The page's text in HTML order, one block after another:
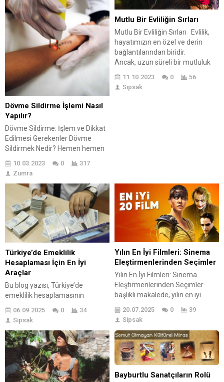
önemine vurgu yapılarak, farklı
bütçelere uygun makine
seçeneklerine dair bilgiler
verilmektedir. Yazının sonunda,...
Dövme Sildirme İşlemi Nasıl
Yapılır?
Dövme Sildirme: İşlem ve Dikkat
Edilmesi Gerekenler Dövme
Sildirmek Nedir? Hemen hemen
dönemlerinde anlamlı olduğu
dövmeleri vardır. Bazılarımız
ölene kadar bizimle kalmasını
isterken bazılarımızında
pişmanlığı olabiliyor. Dövme
sildirme gibi acılı işleme
katlanmak yerine cover up
dövme yaptırmakla son
buluyor.Fakat ne yazık ki bazı
dövmeleri kapatmak işe
yaramıyor...
10.03.2023 0
317
Zumra
Mutlu Bir Evliliğin Sırları
Mutlu Bir Evliliğin Sırları Evlilik,
hayatımızın en özel ve derin
bağlantılarından biridir.
Ancak, uzun süreli bir mutluluk
başlangıç yetmez. Birlikte
büyüyen, zorlukların üstesinden
11.10.2023 0
56
Sipsak
Türkiye’de Emeklilik
Hesaplaması İçin En İyi
Araçlar
Bu blog yazısı, Türkiye’de
emeklilik hesaplamasının
emeklilik hesaplama araçlarını
incelemektedir. Emeklilik
hesaplaması, bireylerin
gelecekteki mali durumlarını
planlamalarına yardımcı olurken,
doğru bilgiye dayalı kararlar
almalarını sağlar. Yazıda ayrıca
06.09.2025 0
34
Sipsak
Yılın En İyi Filmleri: Sinema
Eleştirmenlerinden Seçimler
Yılın En İyi Filmleri: Sinema
Eleştirmenlerinden Seçimler
başlıklı makalede, yılın en iyi
filmlerinin önemi ve beklentiler
inceleniyor. Eleştirmenlerin öne
çıkan sinema eserleri
oluşturduğu bir liste sunulmakta.
Ayrıca, dikkat çeken uygulayıcılar
ve yönetmenler hakkında bilgi
verilirken, eleştirilerin ve
analizlerin derinlemesine
20.07.2025 0
39
Sipsak
Bayburtlu Sanatçıların Rolü